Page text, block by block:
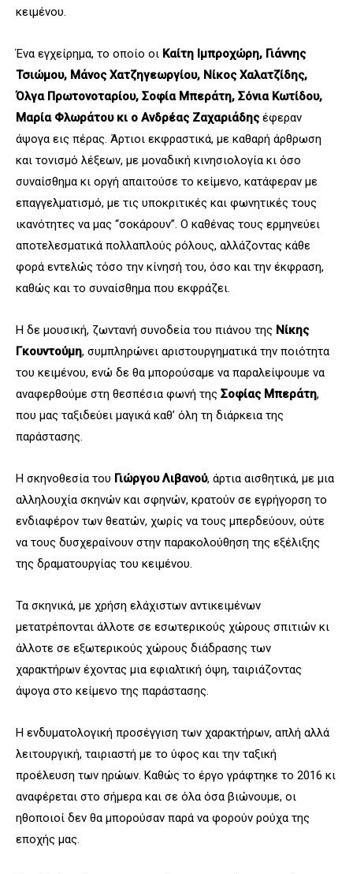
κειμένου.
Ένα εγχείρημα, το οποίο οι Καίτη Ιμπροχώρη, Γιάννης
Τσιώμου, Μάνος Χατζηγεωργίου, Νίκος Χαλατζίδης,
Όλγα Πρωτονοταρίου, Σοφία Μπεράτη, Σόνια Κωτίδου,
Μαρία Φλωράτου κι ο Ανδρέας Ζαχαριάδης έφεραν
άψογα εις πέρας. Άρτιοι εκφραστικά, με καθαρή άρθρωση
και τονισμό λέξεων, με μοναδική κινησιολογία κι όσο
συναίσθημα κι οργή απαιτούσε το κείμενο, κατάφεραν με
επαγγελματισμό, με τις υποκριτικές και φωνητικές τους
ικανότητες να μας “σοκάρουν”. Ο καθένας τους ερμηνεύει
αποτελεσματικά πολλαπλούς ρόλους, αλλάζοντας κάθε
φορά εντελώς τόσο την κίνησή του, όσο και την έκφραση,
καθώς και το συναίσθημα που εκφράζει.
Η δε μουσική, ζωντανή συνοδεία του πιάνου της Νίκης
Γκουντούμη, συμπληρώνει αριστουργηματικά την ποιότητα
του κειμένου, ενώ δε θα μπορούσαμε να παραλείψουμε να
αναφερθούμε στη θεσπέσια φωνή της Σοφίας Μπεράτη,
που μας ταξιδεύει μαγικά καθ’ όλη τη διάρκεια της
παράστασης.
Η σκηνοθεσία του Γιώργου Λιβανού, άρτια αισθητικά, με μια
αλληλουχία σκηνών και σφηνών, κρατούν σε εγρήγορση το
ενδιαφέρον των θεατών, χωρίς να τους μπερδεύουν, ούτε
να τους δυσχεραίνουν στην παρακολούθηση της εξέλιξης
της δραματουργίας του κειμένου.
Τα σκηνικά, με χρήση ελάχιστων αντικειμένων
μετατρέπονται άλλοτε σε εσωτερικούς χώρους σπιτιών κι
άλλοτε σε εξωτερικούς χώρους διάδρασης των
χαρακτήρων έχοντας μια εφιαλτική όψη, ταιριάζοντας
άψογα στο κείμενο της παράστασης.
Η ενδυματολογική προσέγγιση των χαρακτήρων, απλή αλλά
λειτουργική, ταιριαστή με το ύφος και την ταξική
προέλευση των ηρώων. Καθώς το έργο γράφτηκε το 2016 κι
αναφέρεται στο σήμερα και σε όλα όσα βιώνουμε, οι
ηθοποιοί δεν θα μπορούσαν παρά να φορούν ρούχα της
εποχής μας.